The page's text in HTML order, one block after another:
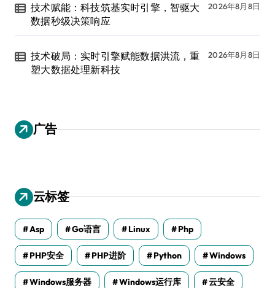
技术赋能：科技筑基实时引擎，智驱大
数据秒级决策响应
2026年8月8日
技术破局：实时引擎赋能数据洪流，重
塑大数据处理新科技
2026年8月8日
广告
云标签
Asp Go语言 Linux Php
PHP安全 PHP进阶 Python Windows
Windows服务器 Windows运行库 云安全